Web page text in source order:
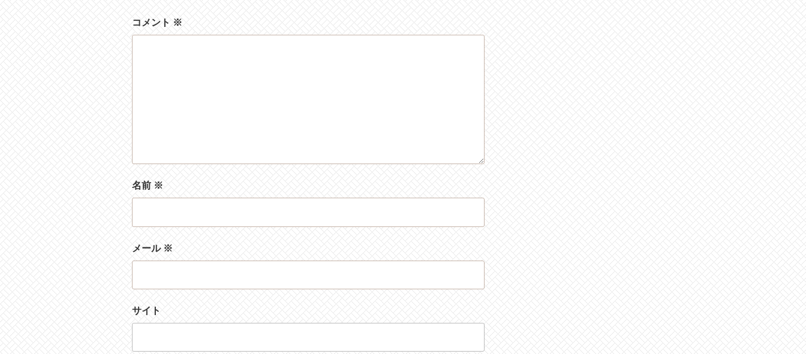
コメント※
名前※
メール※
サイト